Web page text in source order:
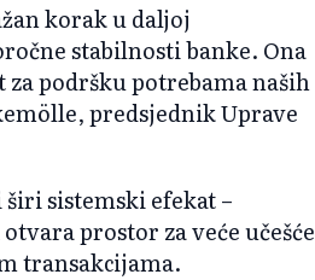
korak u daljoj
stabilnosti banke. Ona
za podršku potrebama naših
predsjednik Uprave
sistemski efekat –
prostor za veće učešće
transakcijama.